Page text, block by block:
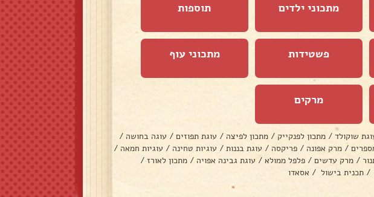
מתכוני ילדים תוספות
פשטידות מתכוני עוף
מרקים
שוקולד / מתכון לפנקייק / מתכון לפיצה / עוגת תפוזים / עוגה בחושה /
/ מרק אפונה / פריקסה / עוגת בננות / עוגיות טחינה / עוגיות חמאה /
/ מרק עדשים / פלפל ממולא / עוגת גבינה אפויה / מתכון לאורז /
/ תכנית בישול / אסאדו